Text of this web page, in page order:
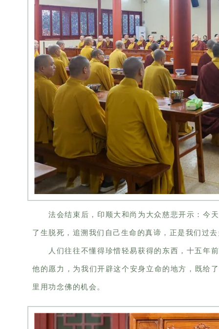
法会结束后，印顺大和尚为大众慈悲开示：今
了生脱死，追溯我们自己生命的真谛，正是我们过
人们往往不懂得珍惜轻易获得的东西，十五年
他的愿力，为我们开辟这个安身立命的地方，既给
里用功念佛的机会。